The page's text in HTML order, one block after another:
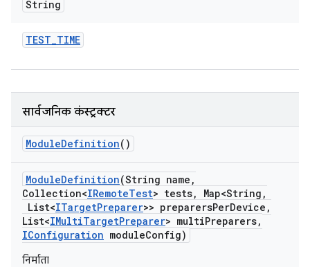
String
TEST_TIME
सार्वजनिक कंस्ट्रक्टर
ModuleDefinition()
ModuleDefinition(String name ,
Collection<IRemoteTest> tests, Map<String ,
List<ITargetPreparer>> preparersPerDevice ,
List<IMultiTargetPreparer> multiPreparers,
IConfiguration moduleConfig)
निर्माता